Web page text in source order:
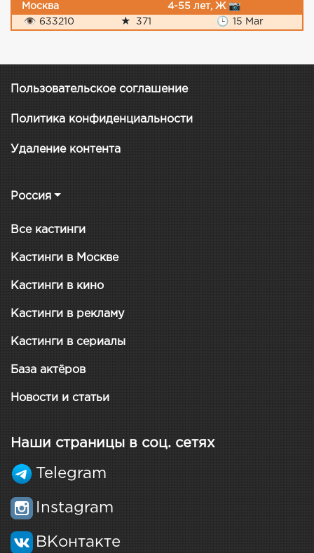
Москва
4-55 лет, Ж 📷
👁 633210 ★ 371 🕒 15 Mar
Пользовательское соглашение
Политика конфиденциальности
Удаление контента
Россия
Все кастинги
Кастинги в Москве
Кастинги в кино
Кастинги в рекламу
Кастинги в сериалы
База актёров
Новости и статьи
Наши страницы в соц. сетях
Telegram
Instagram
ВКонтакте